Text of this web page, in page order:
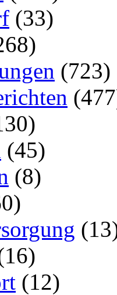
(33)
(723)
(45)
(8)
(12)